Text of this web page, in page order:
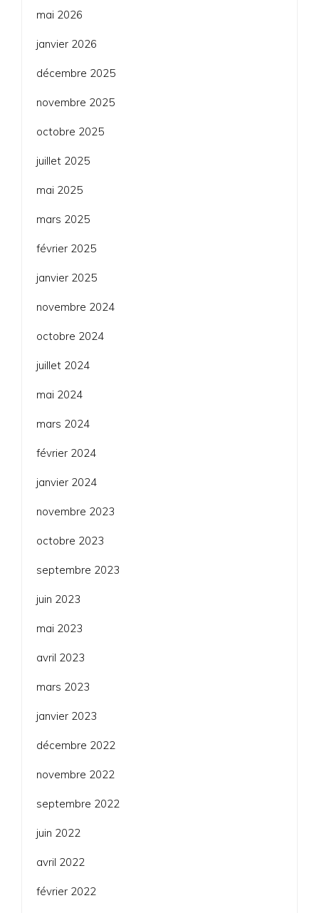
mai 2026
janvier 2026
décembre 2025
novembre 2025
octobre 2025
juillet 2025
mai 2025
mars 2025
février 2025
janvier 2025
novembre 2024
octobre 2024
juillet 2024
mai 2024
mars 2024
février 2024
janvier 2024
novembre 2023
octobre 2023
septembre 2023
juin 2023
mai 2023
avril 2023
mars 2023
janvier 2023
décembre 2022
novembre 2022
septembre 2022
juin 2022
avril 2022
février 2022